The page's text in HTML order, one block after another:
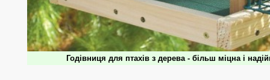
Годівниця для птахів з дерева - більш міцна і